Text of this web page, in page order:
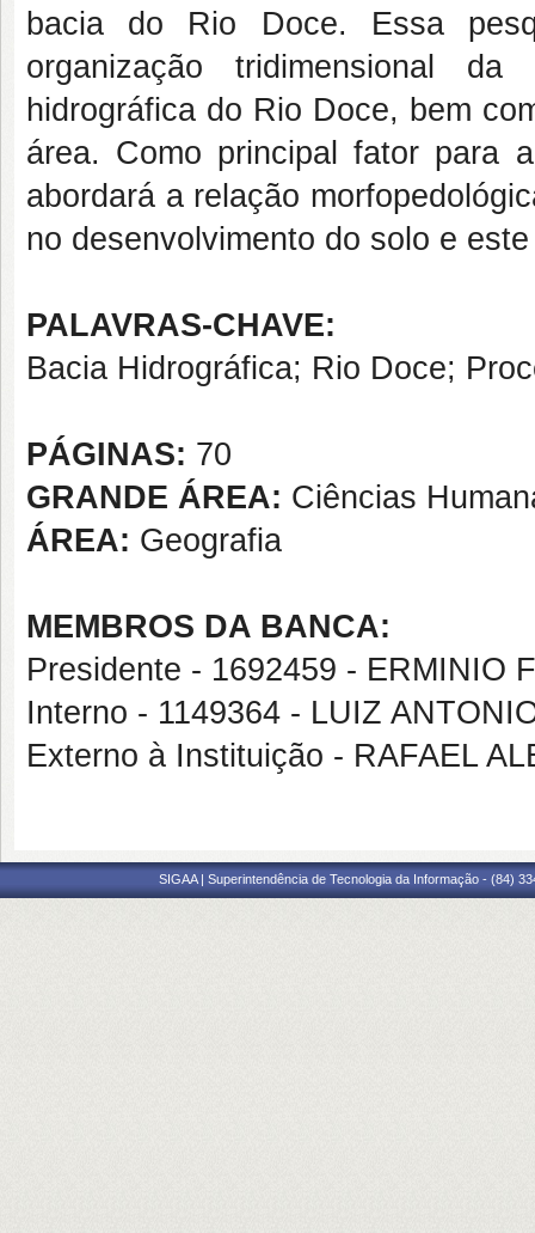
bacia do Rio Doce. Essa
organização tridimensional
hidrográfica do Rio Doce, bem
área. Como principal fator para
abordará a relação
no desenvolvimento do solo e
PALAVRAS-CHAVE:
Bacia Hidrográfica; Rio Doce;
PÁGINAS: 70
GRANDE ÁREA: Ciências
ÁREA: Geografia
MEMBROS DA BANCA:
Presidente - 1692459 - ERMINIO
Interno - 1149364 - LUIZ
Externo à Instituição - RAFAEL
SIGAA | Superintendência de Tecnologia da Informação - (84)